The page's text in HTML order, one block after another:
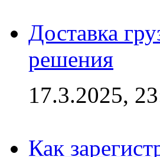
Доставка
решения
17.3.2025,
Как